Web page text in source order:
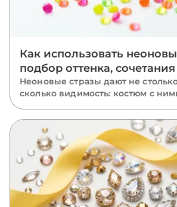
Как использовать
подбор оттенка,
Неоновые стразы дают не
сколько видимость: костюм с
отличается от классики, где он
всего, как подобрать оттенок к
сочетать и каких ошибок